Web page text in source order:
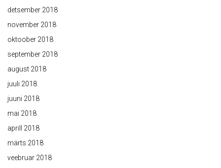
detsember 2018
november 2018
oktoober 2018
september 2018
august 2018
juuli 2018
juuni 2018
mai 2018
aprill 2018
märts 2018
veebruar 2018